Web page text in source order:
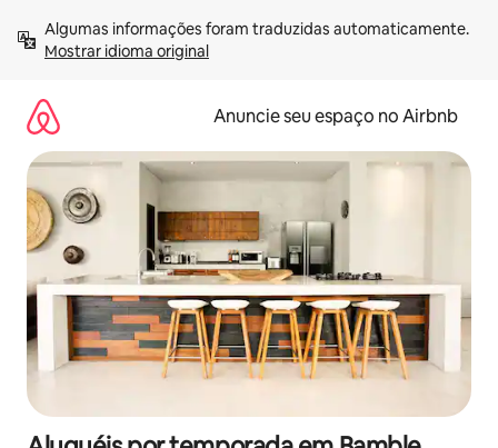
para
Mostrar idioma original
Anuncie seu espaço no Airbnb